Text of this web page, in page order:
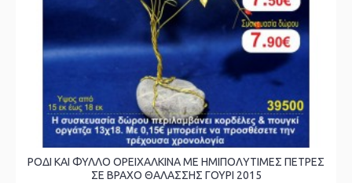
ΡΟΔΙ ΚΑΙ ΦΥΛΛΟ ΟΡΕΙΧΑΛΚΙΝΑ ΜΕ ΗΜΙΠΟΛΥΤΙΜΕΣ ΠΕΤΡΕΣ
ΣΕ ΒΡΑΧΟ ΘΑΛΑΣΣΗΣ ΓΟΥΡΙ 2015